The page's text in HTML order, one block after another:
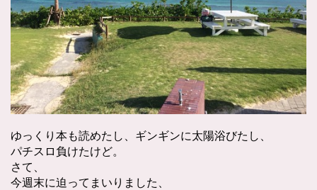
ゆっくり本も読めたし、ギンギンに太陽浴びたし、
パチスロ負けたけど。
さて、
今週末に迫ってまいりました、